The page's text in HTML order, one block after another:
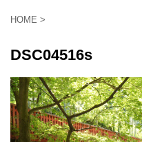
HOME >
DSC04516s